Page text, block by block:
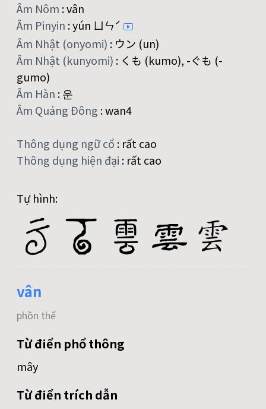
Âm Nôm :vân
Âm Pinyin :yún ㄩㄣˊ
Âm Nhật (onyomi) : ウン (un)
Âm Nhật (kunyomi) : くも (kumo), -ぐも (-
gumo)
Âm Hàn :운
Âm Quảng Đông :wan4
Thông dụng ngữ cổ : rất cao
Thông dụng hiện đại : rất cao
Tự hình:
vân
phồn thể
Từ điển phổ thông
mây
Từ điển trích dẫn